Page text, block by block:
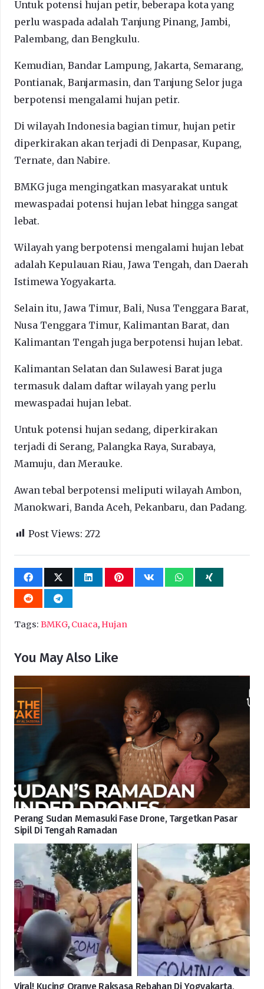
Untuk potensi hujan petir, beberapa kota yang
perlu waspada adalah Tanjung Pinang, Jambi,
Palembang, dan Bengkulu.
Kemudian, Bandar Lampung, Jakarta, Semarang,
Pontianak, Banjarmasin, dan Tanjung Selor juga
berpotensi mengalami hujan petir.
Di wilayah Indonesia bagian timur, hujan petir
diperkirakan akan terjadi di Denpasar, Kupang,
Ternate, dan Nabire.
BMKG juga mengingatkan masyarakat untuk
mewaspadai potensi hujan lebat hingga sangat
lebat.
Wilayah yang berpotensi mengalami hujan lebat
adalah Kepulauan Riau, Jawa Tengah, dan Daerah
Istimewa Yogyakarta.
Selain itu, Jawa Timur, Bali, Nusa Tenggara Barat,
Nusa Tenggara Timur, Kalimantan Barat, dan
Kalimantan Tengah juga berpotensi hujan lebat.
Kalimantan Selatan dan Sulawesi Barat juga
termasuk dalam daftar wilayah yang perlu
mewaspadai hujan lebat.
Untuk potensi hujan sedang, diperkirakan
terjadi di Serang, Palangka Raya, Surabaya,
Mamuju, dan Merauke.
Awan tebal berpotensi meliputi wilayah Ambon,
Manokwari, Banda Aceh, Pekanbaru, dan Padang.
Post Views: 272
Tags: BMKG, Cuaca,Hujan
You May Also Like
Perang Sudan Memasuki Fase Drone, Targetkan Pasar
Sipil Di Tengah Ramadan
Viral! Kucing Oranye Raksasa Rebahan Di Yogyakarta,